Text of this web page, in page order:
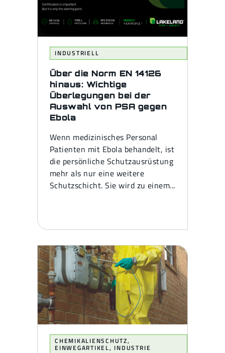
INDUSTRIELL
Über die Norm EN 14126
hinaus: Wichtige
Überlegungen bei der
Auswahl von PSA gegen
Ebola
Wenn medizinisches Personal
Patienten mit Ebola behandelt, ist
die persönliche Schutzausrüstung
mehr als nur eine weitere
Schutzschicht. Sie wird zu einem...
CHEMIKALIENSCHUTZ,
EINWEGARTIKEL, INDUSTRIE